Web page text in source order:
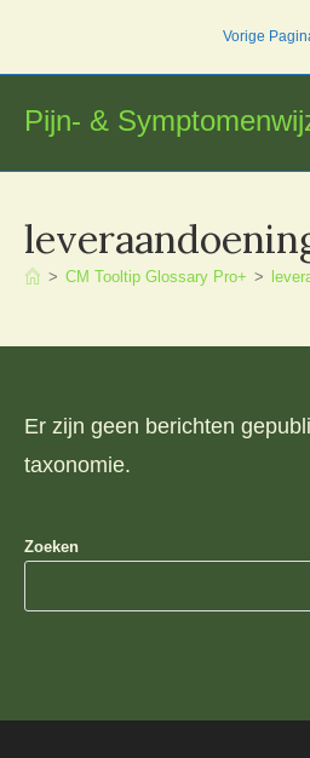
inhoud
Vorige
Pijn- &
> CM Tooltip Glossary Pro+ >
Er zijn geen berichten
taxonomie.
Zoeken